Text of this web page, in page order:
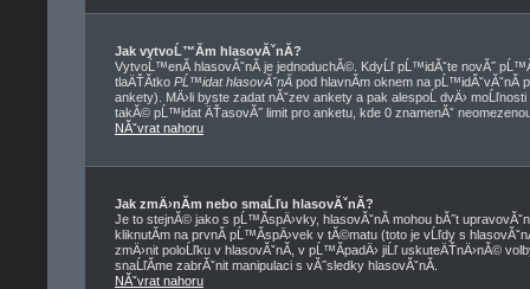
Jak vytvoĹ™Ă­m hlasovĂˇnĂ­?
VytvoĹ™enĂ­ hlasovĂˇnĂ­ je jednoduchĂ©. KdyĹľ pĹ™idĂˇte novĂ˝
tlaÄŤĂ­tko PĹ™idat hlasovĂˇnĂ­ pod hlavnĂ­m oknem na pĹ™idĂˇvĂˇnĂ­
ankety). MÄ›li byste zadat nĂˇzev ankety a pak alespoĹ dvÄ›
takĂ© pĹ™idat ÄŤasovĂ˝ limit pro anketu, kde 0 znamenĂˇ
NĂˇvrat nahoru
Jak zmÄ›nĂ­m nebo smaĹľu hlasovĂˇnĂ­?
Je to stejnĂ© jako s pĹ™Ă­spÄ›vky, hlasovĂˇnĂ­ mohou bĂ˝t
kliknutĂ­m na prvnĂ­ pĹ™Ă­spÄ›vek v tĂ©matu (toto je vĹľdy s
zmÄ›nit poloĹľku v hlasovĂˇnĂ­, v pĹ™Ă­padÄ› jiĹľ uskuteÄŤnÄ›nĂ©
snaĹľĂ­me zabrĂˇnit manipulaci s vĂ˝sledky hlasovĂˇnĂ­.
NĂˇvrat nahoru